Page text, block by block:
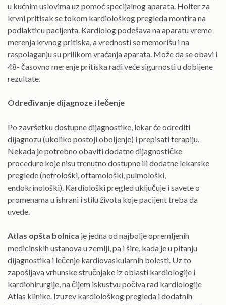
u kućnim uslovima uz pomoć specijalnog aparata. Holter za
krvni pritisak se tokom kardiološkog pregleda montira na
podlakticu pacijenta. Kardiolog podešava na aparatu vreme
merenja krvnog pritiska, a vrednosti se memorišu i na
raspolaganju su prilikom vraćanja aparata. Može da se obavi i
48- časovno merenje pritiska radi veće sigurnosti u dobijene
rezultate.
Određivanje dijagnoze i lečenje
Po završetku dostupne dijagnostike, lekar će odrediti
dijagnozu (ukoliko postoji oboljenje) i prepisati terapiju.
Nekada je potrebno obaviti dodatne dijagnostičke
procedure koje nisu trenutno dostupne ili dodatne lekarske
preglede (nefrološki, oftamološki, pulmološki,
endokrinološki). Kardiološki pregled uključuje i savete o
promenama u ishrani i stilu života koje pacijent treba da
uvede.
Atlas opšta bolnica je jedna od najbolje opremljenih
medicinskih ustanova u zemlji, pa i šire, kada je u pitanju
dijagnostika i lečenje kardiovaskularnih bolesti. Uz to
zapošljava vrhunske stručnjake iz oblasti kardiologije i
kardiohirurgije, na čijem iskustvu počiva rad kardiologije
Atlas klinike. Izuzev kardiološkog pregleda i dodatnih